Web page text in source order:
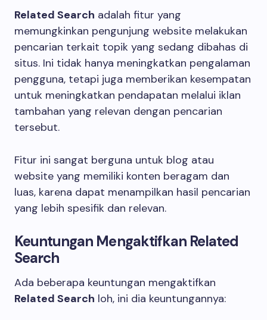
Related Search adalah fitur yang
memungkinkan pengunjung website melakukan
pencarian terkait topik yang sedang dibahas di
situs. Ini tidak hanya meningkatkan pengalaman
pengguna, tetapi juga memberikan kesempatan
untuk meningkatkan pendapatan melalui iklan
tambahan yang relevan dengan pencarian
tersebut.
Fitur ini sangat berguna untuk blog atau
website yang memiliki konten beragam dan
luas, karena dapat menampilkan hasil pencarian
yang lebih spesifik dan relevan.
Keuntungan Mengaktifkan Related
Search
Ada beberapa keuntungan mengaktifkan
Related Search loh, ini dia keuntungannya: